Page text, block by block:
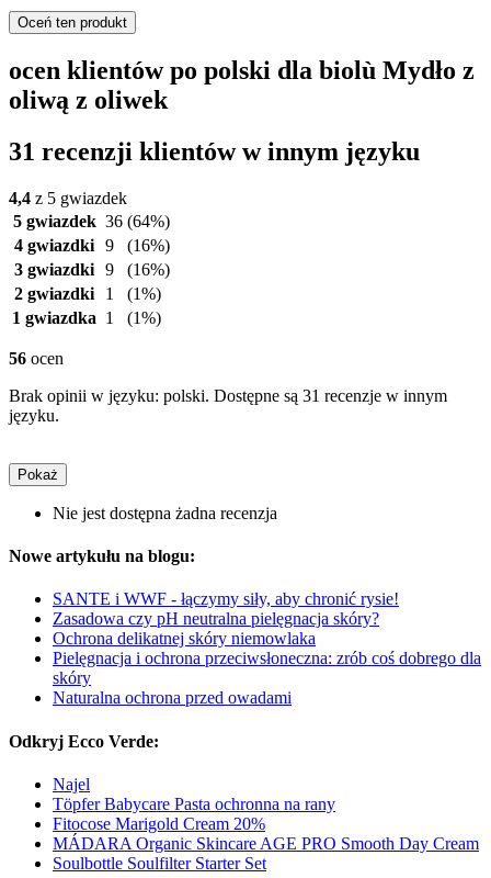
Oceń ten produkt
ocen klientów po polski dla biolù Mydło z
oliwą z oliwek
31 recenzji klientów w innym języku
4,4 z 5 gwiazdek
5 gwiazdek 36 (64%)
4 gwiazdki 9
(16%)
3 gwiazdki 9
(16%)
2 gwiazdki
1
(1%)
1 gwiazdka 1 (1%)
56 ocen
Brak opinii w języku: polski. Dostępne są 31 recenzje w innym
języku.
Pokaż
Nie jest dostępna żadna recenzja
Nowe artykułu na blogu:
SANTE i WWF - łączymy siły, aby chronić rysie!
Zasadowa czy pH neutralna pielęgnacja skóry?
Ochrona delikatnej skóry niemowlaka
Pielęgnacja i ochrona przeciwsłoneczna: zrób coś dobrego dla
skóry
Naturalna ochrona przed owadami
Odkryj Ecco Verde:
Najel
Töpfer Babycare Pasta ochronna na rany
Fitocose Marigold Cream 20%
MÁDARA Organic Skincare AGE PRO Smooth Day Cream
Soulbottle Soulfilter Starter Set